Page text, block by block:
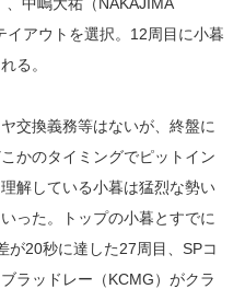
イアウトを選択。12周目に小暮
る。
交換義務等はないが、終盤に
かのタイミングでピットイン
解している小暮は猛烈な勢い
った。トップの小暮とすでに
が20秒に達した27周目、SPコ
ラッドレー（KCMG）がクラ